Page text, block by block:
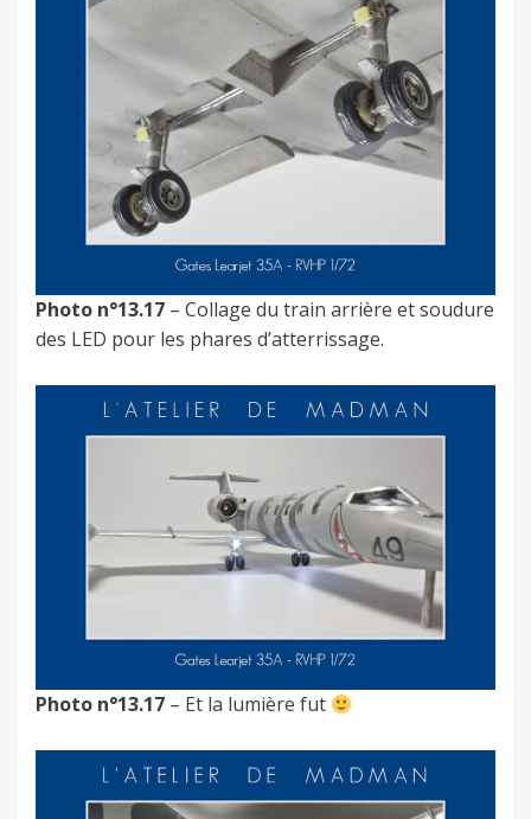
Photo n°13.17 – Collage du train arrière et soudure
des LED pour les phares d’atterrissage.
Photo n°13.17 – Et la lumière fut